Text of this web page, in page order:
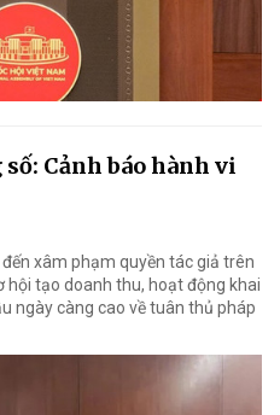
Cảnh báo hành vi
đến xâm phạm quyền tác giả trên
hội tạo doanh thu, hoạt động khai
ngày càng cao về tuân thủ pháp